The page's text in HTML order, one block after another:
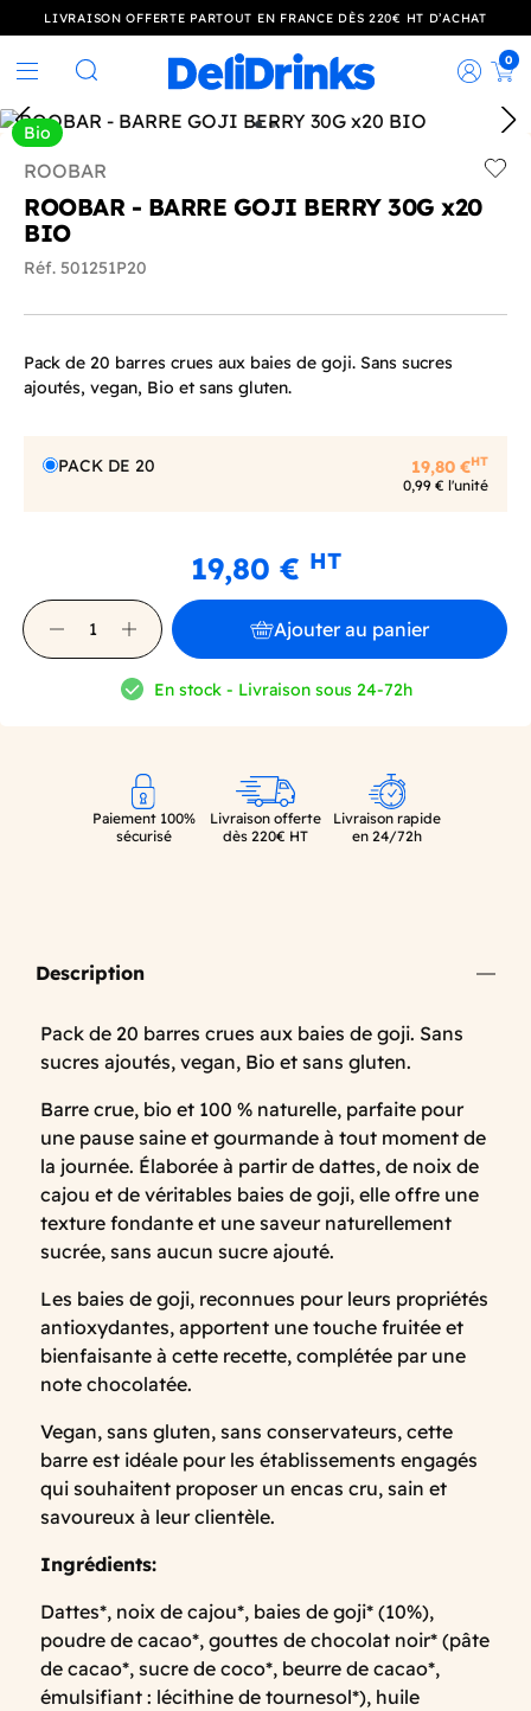
LIVRAISON OFFERTE PARTOUT EN FRANCE DÈS 220€ HT D’ACHAT
Rechercher
0
Bio
ROOBAR
ROOBAR - BARRE GOJI BERRY 30G x20
BIO
Réf. 501251P20
Pack de 20 barres crues aux baies de goji. Sans sucres
ajoutés, vegan, Bio et sans gluten.
PACK DE 20 19,80 €HT
0,99 € l'unité
19,80 € HT
Ajouter au panier
En stock - Livraison sous 24-72h
Paiement 100%
sécurisé
Livraison offerte
dès 220€ HT
Livraison rapide
en 24/72h
Description
Pack de 20 barres crues aux baies de goji. Sans
sucres ajoutés, vegan, Bio et sans gluten.
Barre crue, bio et 100 % naturelle, parfaite pour
une pause saine et gourmande à tout moment de
la journée. Élaborée à partir de dattes, de noix de
cajou et de véritables baies de goji, elle offre une
texture fondante et une saveur naturellement
sucrée, sans aucun sucre ajouté.
Les baies de goji, reconnues pour leurs propriétés
antioxydantes, apportent une touche fruitée et
bienfaisante à cette recette, complétée par une
note chocolatée.
Vegan, sans gluten, sans conservateurs, cette
barre est idéale pour les établissements engagés
qui souhaitent proposer un encas cru, sain et
savoureux à leur clientèle.
Ingrédients:
Dattes*, noix de cajou*, baies de goji* (10%),
poudre de cacao*, gouttes de chocolat noir* (pâte
de cacao*, sucre de coco*, beurre de cacao*,
émulsifiant : lécithine de tournesol*), huile